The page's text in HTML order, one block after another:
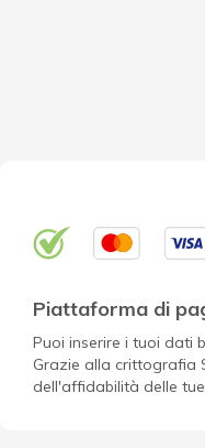
Piattaforma di
Puoi inserire i tuoi dati
Grazie alla crittografia
dell'affidabilità delle